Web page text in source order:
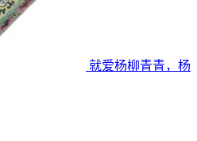
就爱杨柳青青，杨